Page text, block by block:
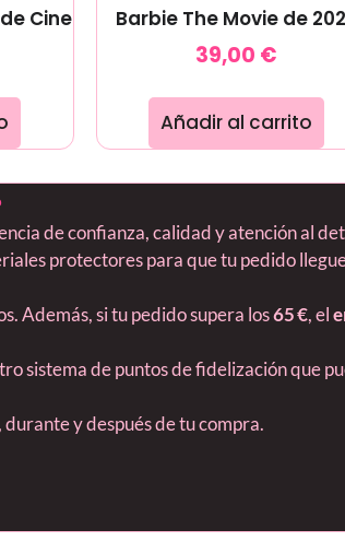
Cine Barbie The Movie de
39,00 €
Añadir al carrito
de confianza, calidad y atención al
protectores para que tu pedido
Además, si tu pedido supera los65 €, el
sistema de puntos de fidelización que
y después de tu compra.